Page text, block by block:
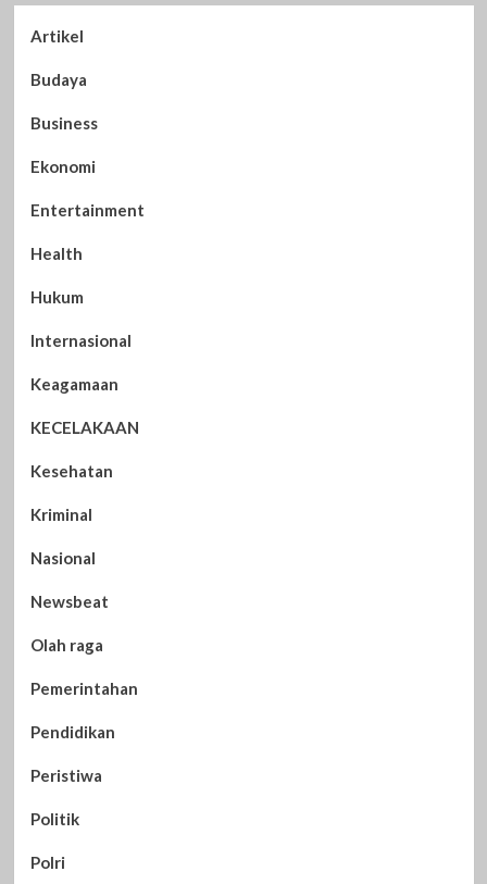
Artikel
Budaya
Business
Ekonomi
Entertainment
Health
Hukum
Internasional
Keagamaan
KECELAKAAN
Kesehatan
Kriminal
Nasional
Newsbeat
Olah raga
Pemerintahan
Pendidikan
Peristiwa
Politik
Polri